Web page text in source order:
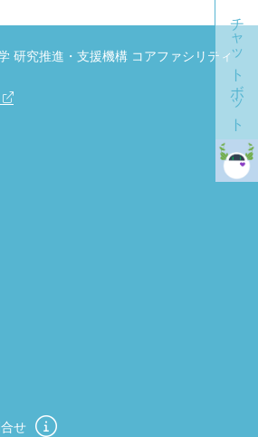
チャットボット
せ
研究推進・支援機構 コアファシリティ